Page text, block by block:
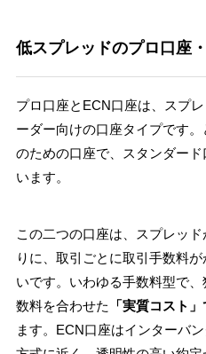
低スプレッドのプロ口座
プロ口座とECN口座は、スプ
ーダー向けの口座タイプです
のための口座で、スタンダー
います。
この二つの口座は、スプレッ
りに、取引ごとに取引手数料
いです。いわゆる手数料型で
数料を合わせた
「実質コスト
ます。ECN口座はインターバ